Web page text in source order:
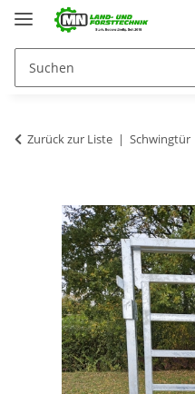
Zurück zur Liste Schwingtür